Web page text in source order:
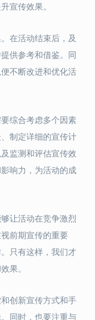
宣传效果。
在活动结束后，及
供参考和借鉴。同
不断改进和优化活
综合考虑多个因素
制定详细的宣传计
监测和评估宣传效
响力，为活动的成
让活动在竞争激烈
前期宣传的重要
只有这样，我们才
果。
创新宣传方式和手
同时，也要注重与